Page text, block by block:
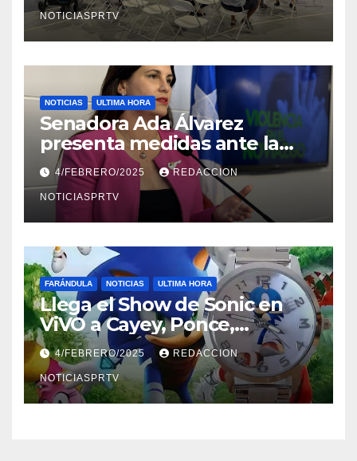
NOTICIASPRTV
NOTICIAS ULTIMA HORA
Senadora Ada Álvarez
presenta medidas ante la
violencia en el noviazgo
4/FEBRERO/2025 REDACCION
NOTICIASPRTV
FARÁNDULA NOTICIAS ULTIMA HORA
Llega el Show de Sonic en
ViVO a Cayey, Ponce,
Barceloneta y Humacao,
Relojes gratis para el que
compre ahora….
4/FEBRERO/2025 REDACCION
NOTICIASPRTV